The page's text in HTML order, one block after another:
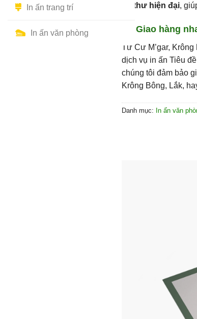
In ấn trang trí
In ấn văn phòng
đề thư hiện đại,
Giao hàng
Từ Cư M’gar,
dịch vụ in ấn Tiêu
chúng tôi đảm bảo
Krông Bông, Lắk,
Danh mục: In ấn văn